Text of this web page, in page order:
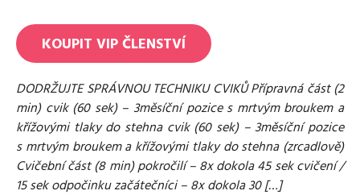
KOUPIT VIP ČLENSTVÍ
DODRŽUJTE SPRÁVNOU TECHNIKU CVIKŮ Přípravná část (2
min) cvik (60 sek) – 3měsíční pozice s mrtvým broukem a
křížovými tlaky do stehna cvik (60 sek) – 3měsíční pozice
s mrtvým broukem a křížovými tlaky do stehna (zrcadlově)
Cvičební část (8 min) pokročilí – 8x dokola 45 sek cvičení /
15 sek odpočinku začátečníci – 8x dokola 30 […]